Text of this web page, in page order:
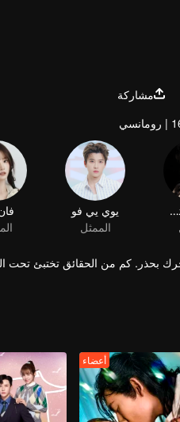
مشاركة
| رومانسي
سون جيا تشي
يوي يي فو
الممثل
بحذر. كم من الحقائق تختبئ تحت
أعضاء